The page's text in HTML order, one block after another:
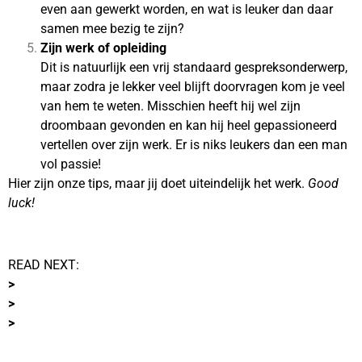
even aan gewerkt worden, en wat is leuker dan daar
samen mee bezig te zijn?
Zijn werk of opleiding
Dit is natuurlijk een vrij standaard gespreksonderwerp,
maar zodra je lekker veel blijft doorvragen kom je veel
van hem te weten. Misschien heeft hij wel zijn
droombaan gevonden en kan hij heel gepassioneerd
vertellen over zijn werk. Er is niks leukers dan een man
vol passie!
Hier zijn onze tips, maar jij doet uiteindelijk het werk. Good
luck!
READ NEXT:
>
>
>